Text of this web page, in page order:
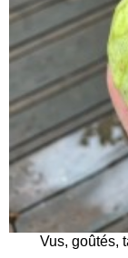
Vus, goûtés,